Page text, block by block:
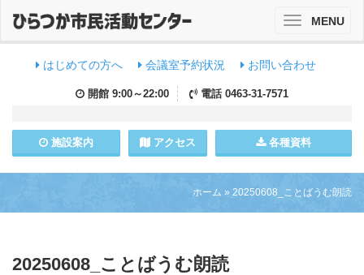
はじめての方へ 会議室予約状況 お問い合わせ
開館 9:00～22:00 電話 0463-31-7571
施設案内 アクセス 各種資料
ToggleMENU
ホーム » 20250608_ことばうむ朗読
20250608_ことばうむ朗読